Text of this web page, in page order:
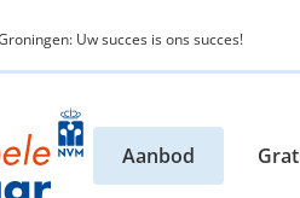
Uw succes is ons succes!
Aanbod